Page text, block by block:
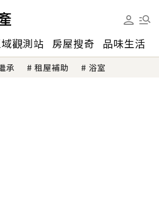
觀測站 房屋搜奇 品味生活
承 租屋補助 浴室